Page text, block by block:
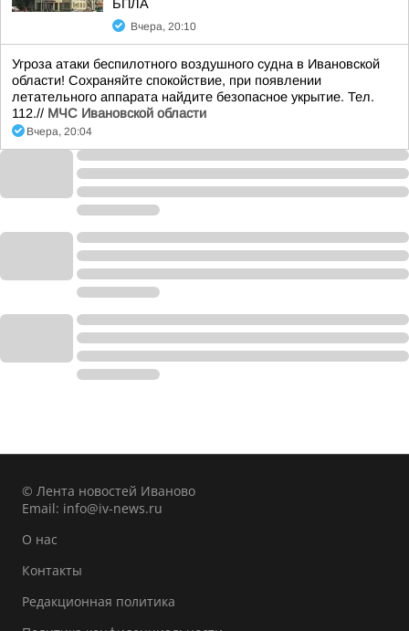
БПЛА
Вчера, 20:10
Угроза атаки беспилотного воздушного судна в Ивановской
области! Сохраняйте спокойствие, при появлении
летательного аппарата найдите безопасное укрытие. Тел.
112.// МЧС Ивановской области
Вчера, 20:04
© Лента новостей Иваново
Email: info@iv-news.ru
О нас
Контакты
Редакционная политика